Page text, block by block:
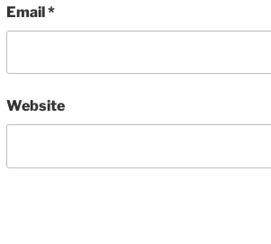
Email*
Website